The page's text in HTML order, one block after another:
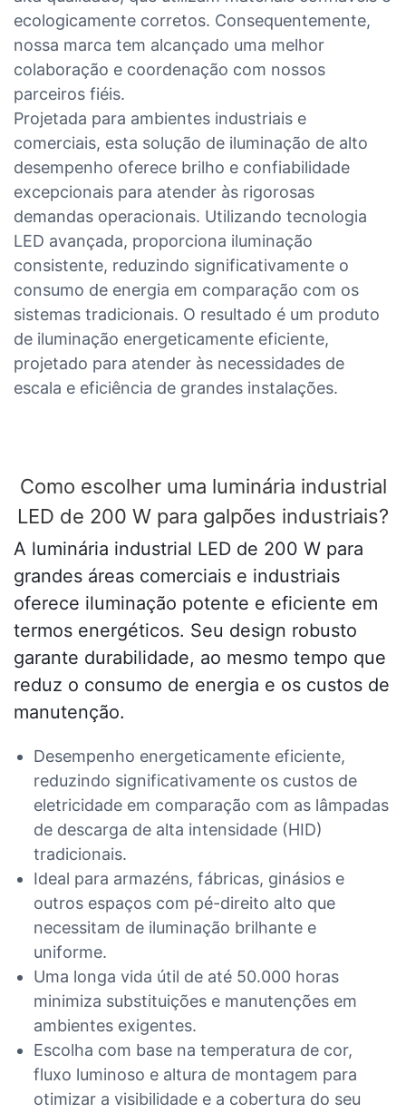
ecologicamente corretos. Consequentemente,
nossa marca tem alcançado uma melhor
colaboração e coordenação com nossos
parceiros fiéis.
Projetada para ambientes industriais e
comerciais, esta solução de iluminação de alto
desempenho oferece brilho e confiabilidade
excepcionais para atender às rigorosas
demandas operacionais. Utilizando tecnologia
LED avançada, proporciona iluminação
consistente, reduzindo significativamente o
consumo de energia em comparação com os
sistemas tradicionais. O resultado é um produto
de iluminação energeticamente eficiente,
projetado para atender às necessidades de
escala e eficiência de grandes instalações.
Como escolher uma luminária industrial
LED de 200 W para galpões industriais?
A luminária industrial LED de 200 W para
grandes áreas comerciais e industriais
oferece iluminação potente e eficiente em
termos energéticos. Seu design robusto
garante durabilidade, ao mesmo tempo que
reduz o consumo de energia e os custos de
manutenção.
Desempenho energeticamente eficiente,
reduzindo significativamente os custos de
eletricidade em comparação com as lâmpadas
de descarga de alta intensidade (HID)
tradicionais.
Ideal para armazéns, fábricas, ginásios e
outros espaços com pé-direito alto que
necessitam de iluminação brilhante e
uniforme.
Uma longa vida útil de até 50.000 horas
minimiza substituições e manutenções em
ambientes exigentes.
Escolha com base na temperatura de cor,
fluxo luminoso e altura de montagem para
otimizar a visibilidade e a cobertura do seu